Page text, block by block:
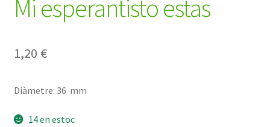
Mi esperantisto estas
1,20 €
Diàmetre: 36 mm
14 en estoc